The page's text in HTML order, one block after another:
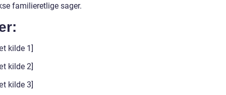
familieretlige sager.
kilde 1]
kilde 2]
kilde 3]